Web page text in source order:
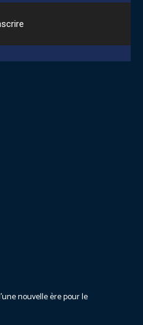
nouvelle ère pour le